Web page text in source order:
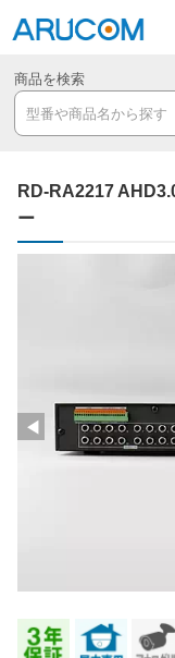
商品を検索
RD-RA2217
ー
◀